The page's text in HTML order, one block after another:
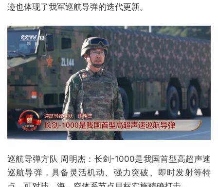
迹也体现了我军巡航导弹的迭代更新。
巡航导弹方队 周明杰：长剑-1000是我国首型高超声速
巡航导弹，具备灵活机动、强力突破、即时发射等特